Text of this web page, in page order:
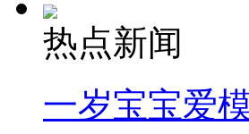
热点新闻
一岁宝宝爱